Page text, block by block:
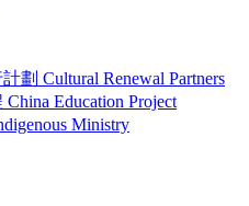
劃 Cultural Renewal Partners
Education Project
Ministry